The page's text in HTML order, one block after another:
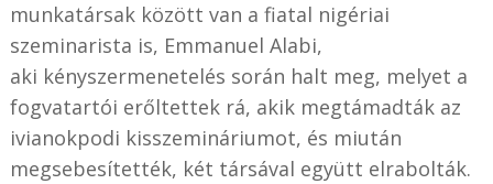
munkatársak között van a fiatal nigériai
szeminarista is, Emmanuel Alabi,
aki kényszermenetelés során halt meg, melyet a
fogvatartói erőltettek rá, akik megtámadták az
ivianokpodi kisszemináriumot, és miután
megsebesítették, két társával együtt elrabolták.